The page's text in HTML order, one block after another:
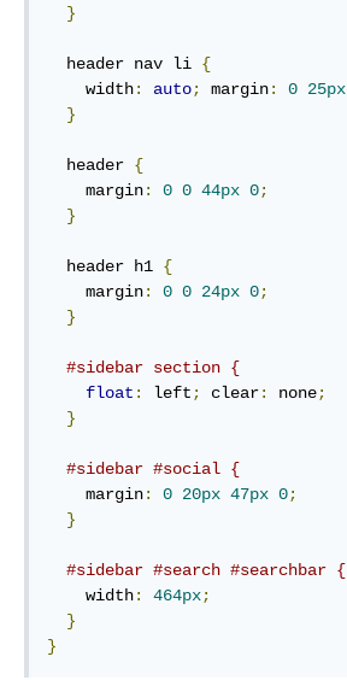
}
  header nav li
{
    width
: auto; margin: 0 25px
}
  header
{
    margin
: 0 0 44px 0;
}
  header h1
{
    margin
: 0 0 24px 0;
}
#sidebar section {
float : left; clear: none;
}
#sidebar #social {
    margin
: 0 20px 47px 0;
}
#sidebar #search #searchbar {
    width
: 464px;
}
}